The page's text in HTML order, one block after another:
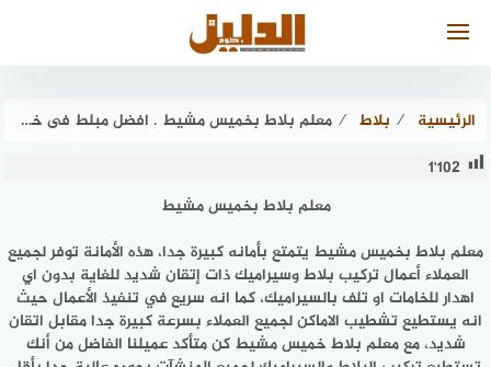
الرئيسية ⁄ بلاط ⁄ معلم بلاط بخميس مشيط . افضل مبلط فى خميس عام ٢٠٢٥ | الدليل دوت كوم
1٬102
معلم بلاط بخميس مشيط
معلم بلاط بخميس مشيط يتمتع بأمانه كبيرة جدا، هذه الأمانة توفر لجميع
العملاء أعمال تركيب بلاط وسيراميك ذات إتقان شديد للغاية بدون اي
اهدار للخامات او تلف بالسيراميك، كما انه سريع في تنفيذ الأعمال حيث
انه يستطيع تشطيب الاماكن لجميع العملاء بسرعة كبيرة جدا مقابل اتقان
شديد، مع معلم بلاط خميس مشيط كن متأكد عميلنا الفاضل من أنك